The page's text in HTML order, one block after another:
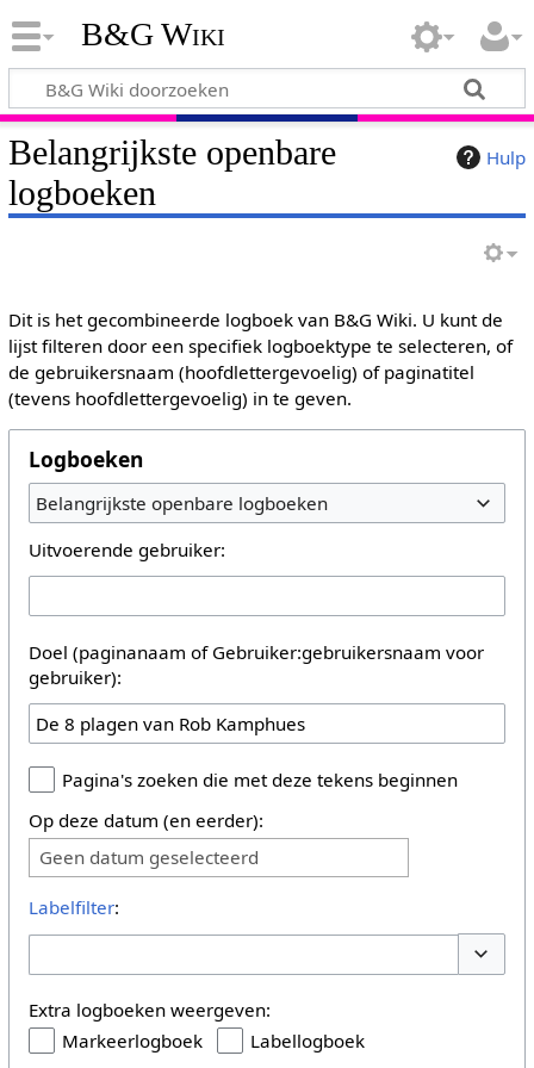
B&G Wiki
Hulp
Belangrijkste openbare
logboeken
Dit is het gecombineerde logboek van B&G Wiki. U kunt de
lijst filteren door een specifiek logboektype te selecteren, of
de gebruikersnaam (hoofdlettergevoelig) of paginatitel
(tevens hoofdlettergevoelig) in te geven.
Logboeken
Belangrijkste openbare logboeken
Uitvoerende gebruiker:
Doel (paginanaam of Gebruiker:gebruikersnaam voor
gebruiker):
Pagina's zoeken die met deze tekens beginnen
Op deze datum (en eerder):
Geen datum geselecteerd
Labelfilter:
Extra logboeken weergeven:
Markeerlogboek
Labellogboek